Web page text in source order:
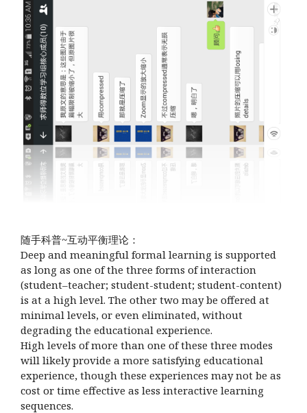
随手科普~互动平衡理论：
Deep and meaningful formal learning is supported
as long as one of the three forms of interaction
(student–teacher; student-student; student-content)
is at a high level. The other two may be offered at
minimal levels, or even eliminated, without
degrading the educational experience.
High levels of more than one of these three modes
will likely provide a more satisfying educational
experience, though these experiences may not be as
cost or time effective as less interactive learning
sequences.